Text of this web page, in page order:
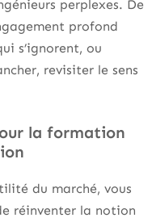
perplexes. De
profond
s’ignorent, ou
revisiter le sens
la formation
du marché, vous
réinventer la notion